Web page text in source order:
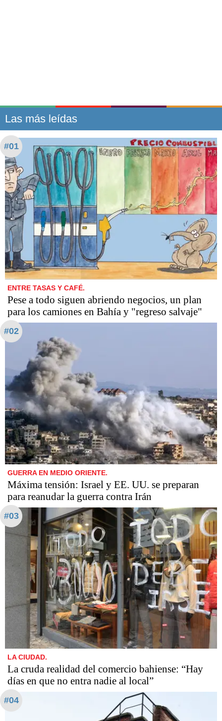
Las más leídas
#01
ENTRE TASAS Y CAFÉ.
Pese a todo siguen abriendo negocios, un plan
para los camiones en Bahía y "regreso salvaje"
#02
GUERRA EN MEDIO ORIENTE.
Máxima tensión: Israel y EE. UU. se preparan
para reanudar la guerra contra Irán
#03
LA CIUDAD.
La cruda realidad del comercio bahiense: “Hay
días en que no entra nadie al local”
#04